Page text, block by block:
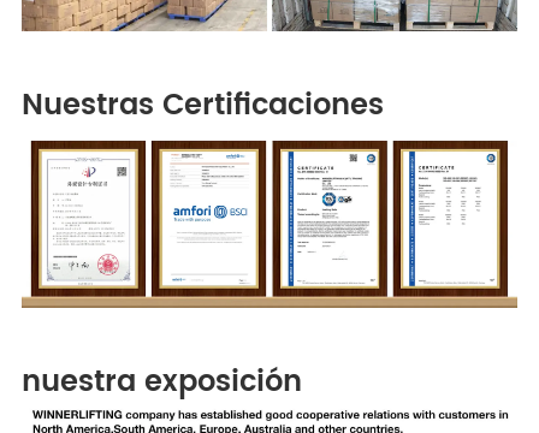
Nuestras Certificaciones
nuestra exposición